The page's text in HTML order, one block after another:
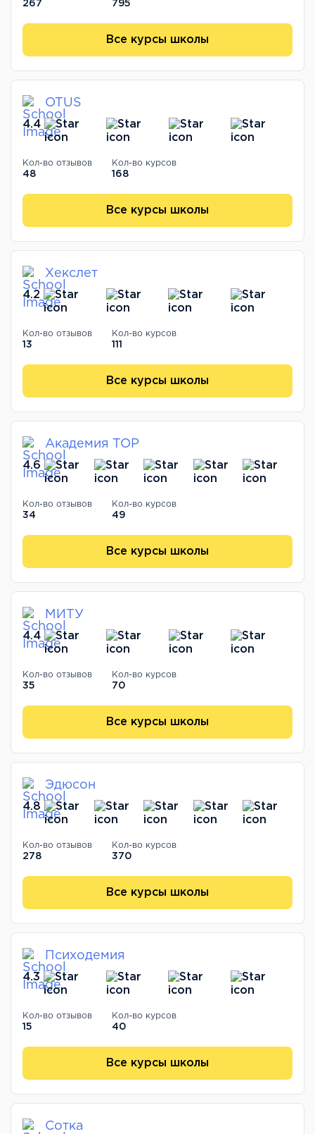
267 795
Все курсы школы
OTUS
4.4
Кол-во отзывов
48
Кол-во курсов
168
Все курсы школы
Хекслет
4.2
Кол-во отзывов
13
Кол-во курсов
111
Все курсы школы
Академия TOP
4.6
Кол-во отзывов
34
Кол-во курсов
49
Все курсы школы
МИТУ
4.4
Кол-во отзывов
35
Кол-во курсов
70
Все курсы школы
Эдюсон
4.8
Кол-во отзывов
278
Кол-во курсов
370
Все курсы школы
Психодемия
4.3
Кол-во отзывов
15
Кол-во курсов
40
Все курсы школы
Сотка